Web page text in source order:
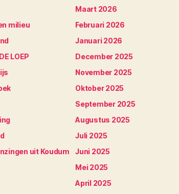
milieu
LOEP
uit Koudum
Maart 2026
Februari 2026
Januari 2026
December 2025
November 2025
Oktober 2025
September 2025
Augustus 2025
Juli 2025
Juni 2025
Mei 2025
April 2025